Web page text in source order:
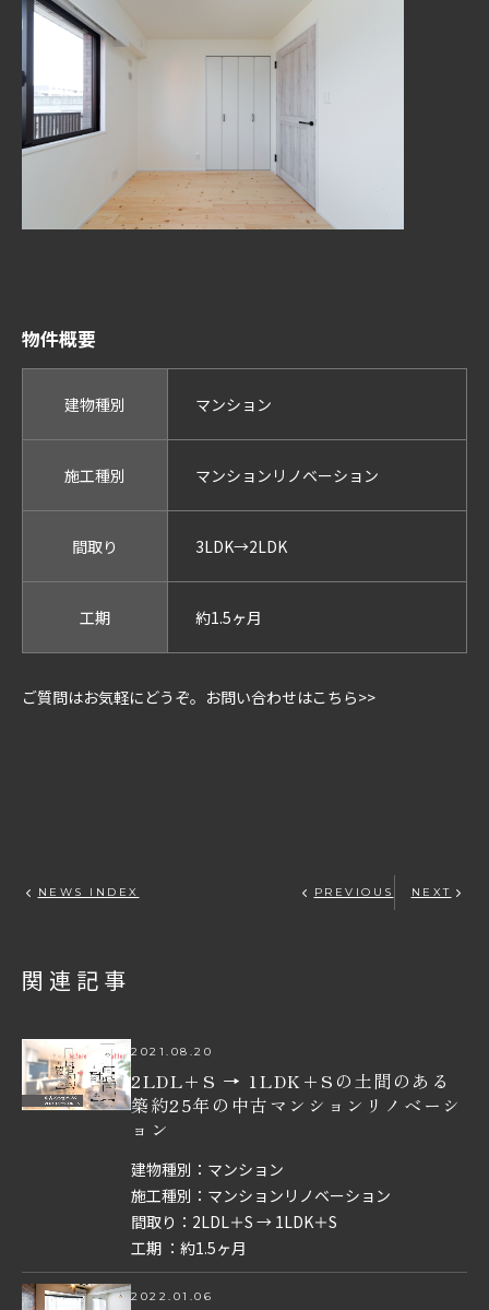
物件概要
建物種別 マンション
施工種別 マンションリノベーション
間取り 3LDK→2LDK
工期 約1.5ヶ月
ご質問はお気軽にどうぞ。お問い合わせはこちら>>
NEWS INDEX PREVIOUS NEXT
関連記事
2021.08.20
2LDL＋S → 1LDK＋Sの土間のある
築約25年の中古マンションリノベーシ
ョン
建物種別：マンション
施工種別：マンションリノベーション
間取り：2LDL＋S → 1LDK＋S
工期 ：約1.5ヶ月
2022.01.06